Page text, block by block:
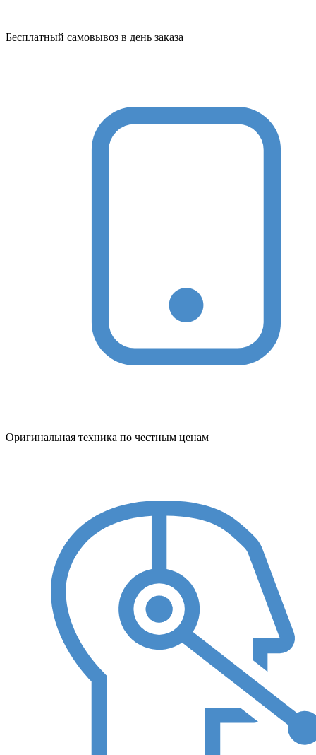
Бесплатный самовывоз в день заказа
Оригинальная техника по честным ценам